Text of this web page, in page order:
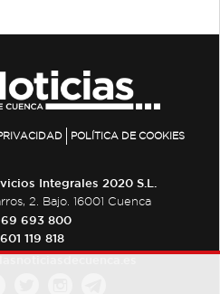
POLÍTICA DE COOKIES
Integrales 2020 S.L.
2. Bajo. 16001 Cuenca
693 800
601 119 818